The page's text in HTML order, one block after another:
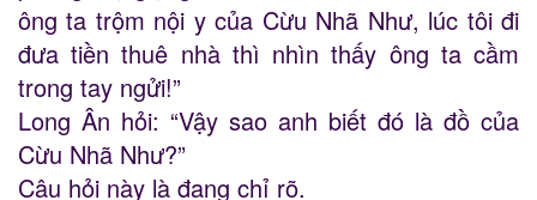
ông ta trộm nội y của Cừu Nhã Như, lúc tôi đi
đưa tiền thuê nhà thì nhìn thấy ông ta cầm
trong tay ngửi!”
Long Ân hỏi: “Vậy sao anh biết đó là đồ của
Cừu Nhã Như?”
Câu hỏi này là đang chỉ rõ.